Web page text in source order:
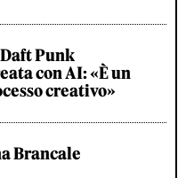
Punk
con AI: «È un
creativo»
Brancale